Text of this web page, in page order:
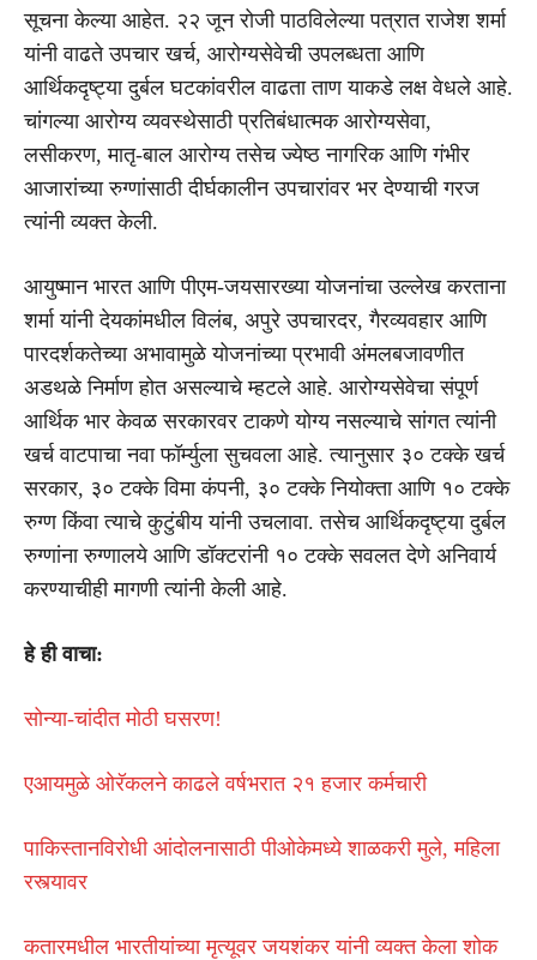
सूचना केल्या आहेत. २२ जून रोजी पाठविलेल्या पत्रात राजेश शर्मा
यांनी वाढते उपचार खर्च, आरोग्यसेवेची उपलब्धता आणि
आर्थिकदृष्ट्या दुर्बल घटकांवरील वाढता ताण याकडे लक्ष वेधले आहे.
चांगल्या आरोग्य व्यवस्थेसाठी प्रतिबंधात्मक आरोग्यसेवा,
लसीकरण, मातृ-बाल आरोग्य तसेच ज्येष्ठ नागरिक आणि गंभीर
आजारांच्या रुग्णांसाठी दीर्घकालीन उपचारांवर भर देण्याची गरज
त्यांनी व्यक्त केली.
आयुष्मान भारत आणि पीएम-जयसारख्या योजनांचा उल्लेख करताना
शर्मा यांनी देयकांमधील विलंब, अपुरे उपचारदर, गैरव्यवहार आणि
पारदर्शकतेच्या अभावामुळे योजनांच्या प्रभावी अंमलबजावणीत
अडथळे निर्माण होत असल्याचे म्हटले आहे. आरोग्यसेवेचा संपूर्ण
आर्थिक भार केवळ सरकारवर टाकणे योग्य नसल्याचे सांगत त्यांनी
खर्च वाटपाचा नवा फॉर्म्युला सुचवला आहे. त्यानुसार ३० टक्के खर्च
सरकार, ३० टक्के विमा कंपनी, ३० टक्के नियोक्ता आणि १० टक्के
रुग्ण किंवा त्याचे कुटुंबीय यांनी उचलावा. तसेच आर्थिकदृष्ट्या दुर्बल
रुग्णांना रुग्णालये आणि डॉक्टरांनी १० टक्के सवलत देणे अनिवार्य
करण्याचीही मागणी त्यांनी केली आहे.
हे ही वाचा:
सोन्या-चांदीत मोठी घसरण!
एआयमुळे ओरॅकलने काढले वर्षभरात २१ हजार कर्मचारी
पाकिस्तानविरोधी आंदोलनासाठी पीओकेमध्ये शाळकरी मुले, महिला
रस्त्यावर
कतारमधील भारतीयांच्या मृत्यूवर जयशंकर यांनी व्यक्त केला शोक